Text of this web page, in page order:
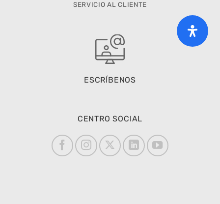
SERVICIO AL CLIENTE
ESCRÍBENOS
CENTRO SOCIAL